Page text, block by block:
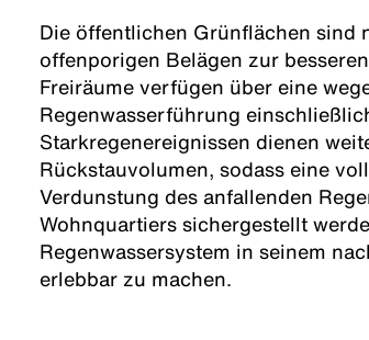
Die öffentlichen Grünflächen sind
offenporigen Belägen zur
Freiräume verfügen über eine
Regenwasserführung
Starkregenereignissen dienen
Rückstauvolumen, sodass eine
Verdunstung des anfallenden
Wohnquartiers sichergestellt
Regenwassersystem in seinem
erlebbar zu machen.